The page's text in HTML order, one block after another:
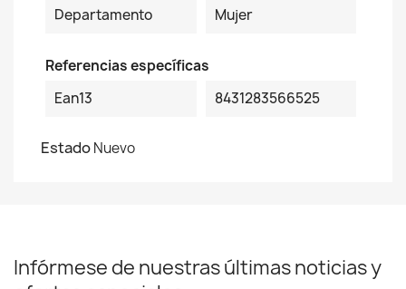
Departamento Mujer
Referencias específicas
Ean13
8431283566525
EstadoNuevo
Infórmese de nuestras últimas noticias y